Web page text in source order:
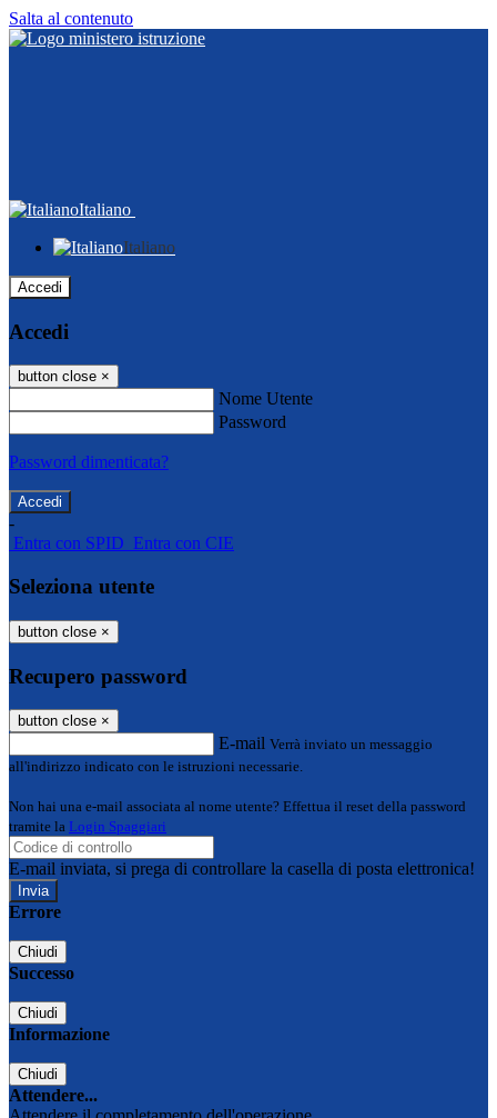
Salta al contenuto
Italiano
Italiano
Accedi
Accedi
button close ×
Nome Utente
Password
Password dimenticata?
-
Entra con SPID Entra con CIE
Seleziona utente
button close ×
Recupero password
button close ×
E-mail Verrà inviato un messaggio
all'indirizzo indicato con le istruzioni necessarie.
Non hai una e-mail associata al nome utente? Effettua il reset della password
tramite la Login Spaggiari
E-mail inviata, si prega di controllare la casella di posta elettronica!
Errore
Chiudi
Successo
Chiudi
Informazione
Chiudi
Attendere...